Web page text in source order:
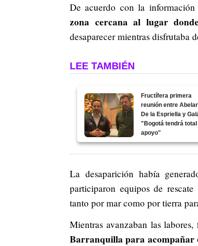
De acuerdo con la información
zona cercana al lugar
desaparecer mientras disfrutaba
LEE TAMBIÉN
Fructífera primera
reunión entre
De la Espriella y
"Bogotá tendrá total
apoyo"
La desaparición había
participaron equipos de
tanto por mar como por tierra
Mientras avanzaban las labores,
Barranquilla para acompañar